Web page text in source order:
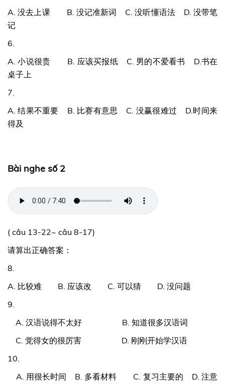
A. 没去上课 B. 没记准新词 C. 没听懂语法 D. 没带笔
记
6.
A. 小说很贵 B. 应该买报纸 C. 男的不爱看书 D.书在
桌子上
7.
A. 结果不重要 B. 比赛有意思 C. 没赢很难过 D.时间来
得及
Bài nghe số 2
( câu 13-22~ câu 8-17)
请算出正确答案：
8.
A. 比较难 B. 应该改 C. 可以猜 D. 没问题
9.
A. 汉语说得不太好 B. 知道很多汉语词
C. 觉得女的很厉害 D. 刚刚开始学汉语
10.
A. 用很长时间 B. 多看材料 C. 复习主要的 D. 注意